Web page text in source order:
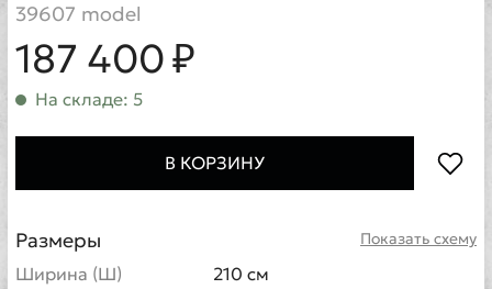
39607 model
187 400 ₽
На складе: 5
В КОРЗИНУ
Показать схему
Размеры
Ширина (Ш)
210 см